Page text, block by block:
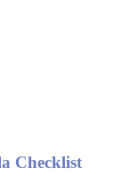
Checklist